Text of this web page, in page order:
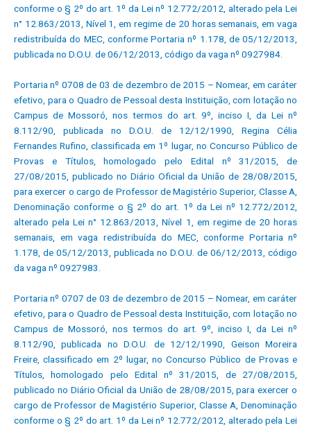
conforme o § 2º do art. 1º da Lei nº 12.772/2012, alterado pela Lei
n° 12.863/2013, Nível 1, em regime de 20 horas semanais, em vaga
redistribuída do MEC, conforme Portaria nº 1.178, de 05/12/2013,
publicada no D.O.U. de 06/12/2013, código da vaga nº 0927984.
Portaria nº 0708 de 03 de dezembro de 2015 – Nomear, em caráter
efetivo, para o Quadro de Pessoal desta Instituição, com lotação no
Campus de Mossoró, nos termos do art. 9º, inciso I, da Lei nº
8.112/90, publicada no D.O.U. de 12/12/1990, Regina Célia
Fernandes Rufino, classificada em 1º lugar, no Concurso Público de
Provas e Títulos, homologado pelo Edital nº 31/2015, de
27/08/2015, publicado no Diário Oficial da União de 28/08/2015,
para exercer o cargo de Professor de Magistério Superior, Classe A,
Denominação conforme o § 2º do art. 1º da Lei nº 12.772/2012,
alterado pela Lei n° 12.863/2013, Nível 1, em regime de 20 horas
semanais, em vaga redistribuída do MEC, conforme Portaria nº
1.178, de 05/12/2013, publicada no D.O.U. de 06/12/2013, código
da vaga nº 0927983.
Portaria nº 0707 de 03 de dezembro de 2015 – Nomear, em caráter
efetivo, para o Quadro de Pessoal desta Instituição, com lotação no
Campus de Mossoró, nos termos do art. 9º, inciso I, da Lei nº
8.112/90, publicada no D.O.U. de 12/12/1990, Geison Moreira
Freire, classificado em 2º lugar, no Concurso Público de Provas e
Títulos, homologado pelo Edital nº 31/2015, de 27/08/2015,
publicado no Diário Oficial da União de 28/08/2015, para exercer o
cargo de Professor de Magistério Superior, Classe A, Denominação
conforme o § 2º do art. 1º da Lei nº 12.772/2012, alterado pela Lei